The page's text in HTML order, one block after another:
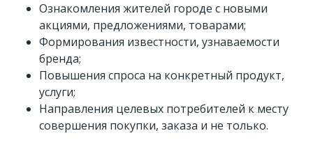
Ознакомления жителей городе с новыми
акциями, предложениями, товарами;
Формирования известности, узнаваемости
бренда;
Повышения спроса на конкретный продукт,
услуги;
Направления целевых потребителей к месту
совершения покупки, заказа и не только.